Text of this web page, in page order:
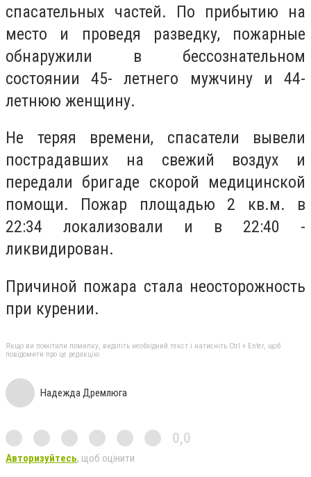
спасательных частей. По прибытию на
место и проведя разведку, пожарные
обнаружили в бессознательном
состоянии 45- летнего мужчину и 44-
летнюю женщину.
Не теряя времени, спасатели вывели
пострадавших на свежий воздух и
передали бригаде скорой медицинской
помощи. Пожар площадью 2 кв.м. в
22:34 локализовали и в 22:40 -
ликвидирован.
Причиной пожара стала неосторожность
при курении.
Якщо ви помітили помилку, виділіть необхідний текст і натисніть Ctrl + Enter, щоб
повідомити про це редакцію
Надежда Дремлюга
0,0
Авторизуйтесь, щоб оцінити